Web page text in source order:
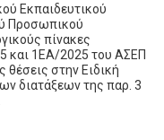
Εκπαιδευτικού
Προσωπικού
πίνακες
και 1ΕΑ/2025 του ΑΣΕΠ
θέσεις στην Ειδική
διατάξεων της παρ. 3